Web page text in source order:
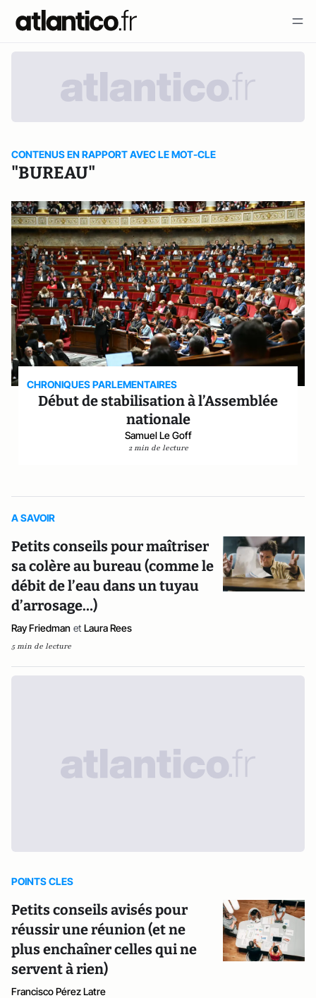
CONTENUS EN RAPPORT AVEC LE MOT-CLE
"BUREAU"
CHRONIQUES PARLEMENTAIRES
Début de stabilisation à l’Assemblée
nationale
Samuel Le Goff
2 min de lecture
A SAVOIR
Petits conseils pour maîtriser
sa colère au bureau (comme le
débit de l’eau dans un tuyau
d’arrosage…)
Ray Friedman et Laura Rees
5 min de lecture
POINTS CLES
Petits conseils avisés pour
réussir une réunion (et ne
plus enchaîner celles qui ne
servent à rien)
Francisco Pérez Latre